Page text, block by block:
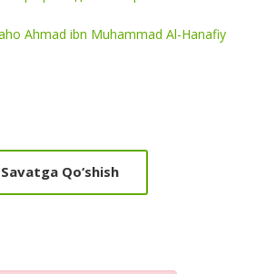
Ahmad ibn Muhammad Al-Hanafiy
Savatga Qo‘shish